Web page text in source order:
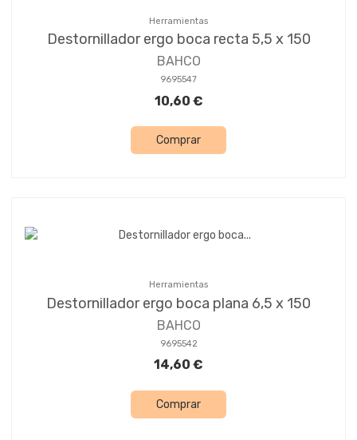
Herramientas
Destornillador ergo boca recta 5,5 x 150
BAHCO
9695547
10,60 €
Comprar
Herramientas
Destornillador ergo boca plana 6,5 x 150
BAHCO
9695542
14,60 €
Comprar